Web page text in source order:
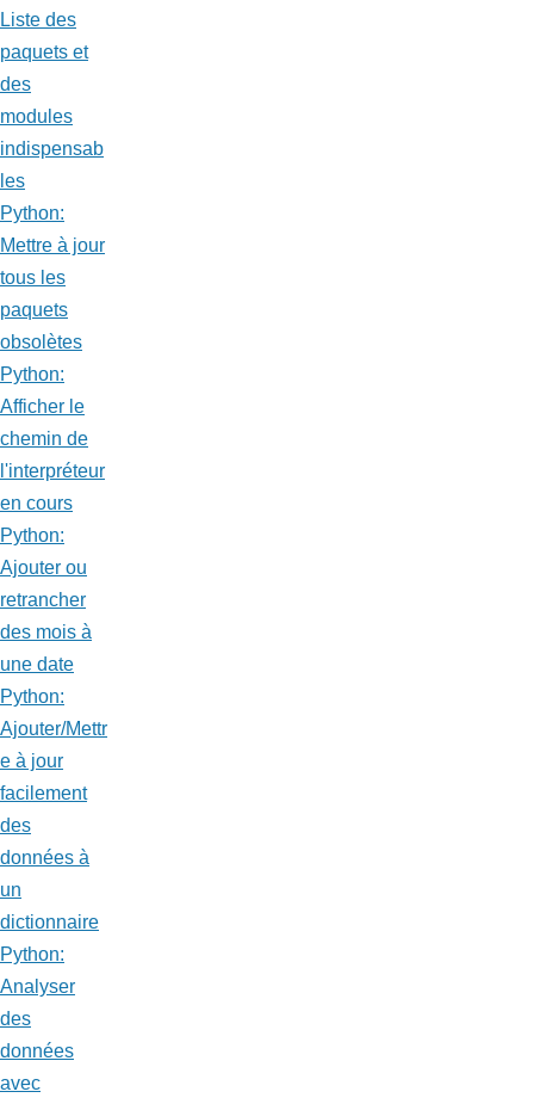
Liste des
paquets et
des
modules
indispensab
les
Python:
Mettre à jour
tous les
paquets
obsolètes
Python:
Afficher le
chemin de
l'interpréteur
en cours
Python:
Ajouter ou
retrancher
des mois à
une date
Python:
Ajouter/Mettr
e à jour
facilement
des
données à
un
dictionnaire
Python:
Analyser
des
données
avec